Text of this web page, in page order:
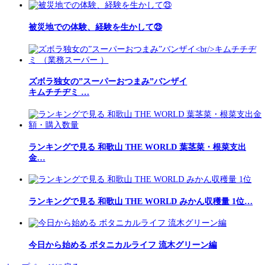
被災地での体験、経験を生かして㉓
ズボラ独女の”スーパーおつまみ”バンザイ
キムチチヂミ …
ランキングで見る 和歌山 THE WORLD 葉茎菜・根菜支出
金…
ランキングで見る 和歌山 THE WORLD みかん収穫量 1位…
今日から始める ボタニカルライフ 流木グリーン編